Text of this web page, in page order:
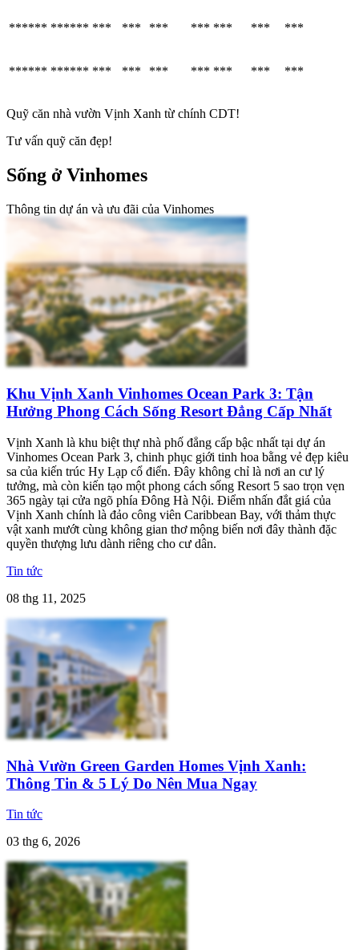
****** ****** *** *** *** *** *** *** ***
****** ****** *** *** *** *** *** *** ***
Quỹ căn nhà vườn Vịnh Xanh từ chính CDT!
Tư vấn quỹ căn đẹp!
Sống ở Vinhomes
Thông tin dự án và ưu đãi của Vinhomes
Khu Vịnh Xanh Vinhomes Ocean Park 3: Tận
Hưởng Phong Cách Sống Resort Đẳng Cấp Nhất
Vịnh Xanh là khu biệt thự nhà phố đẳng cấp bậc nhất tại dự án
Vinhomes Ocean Park 3, chinh phục giới tinh hoa bằng vẻ đẹp kiêu
sa của kiến trúc Hy Lạp cổ điển. Đây không chỉ là nơi an cư lý
tưởng, mà còn kiến tạo một phong cách sống Resort 5 sao trọn vẹn
365 ngày tại cửa ngõ phía Đông Hà Nội. Điểm nhấn đắt giá của
Vịnh Xanh chính là đảo công viên Caribbean Bay, với thảm thực
vật xanh mướt cùng không gian thơ mộng biến nơi đây thành đặc
quyền thượng lưu dành riêng cho cư dân.
Tin tức
08 thg 11, 2025
Nhà Vườn Green Garden Homes Vịnh Xanh:
Thông Tin & 5 Lý Do Nên Mua Ngay
Tin tức
03 thg 6, 2026